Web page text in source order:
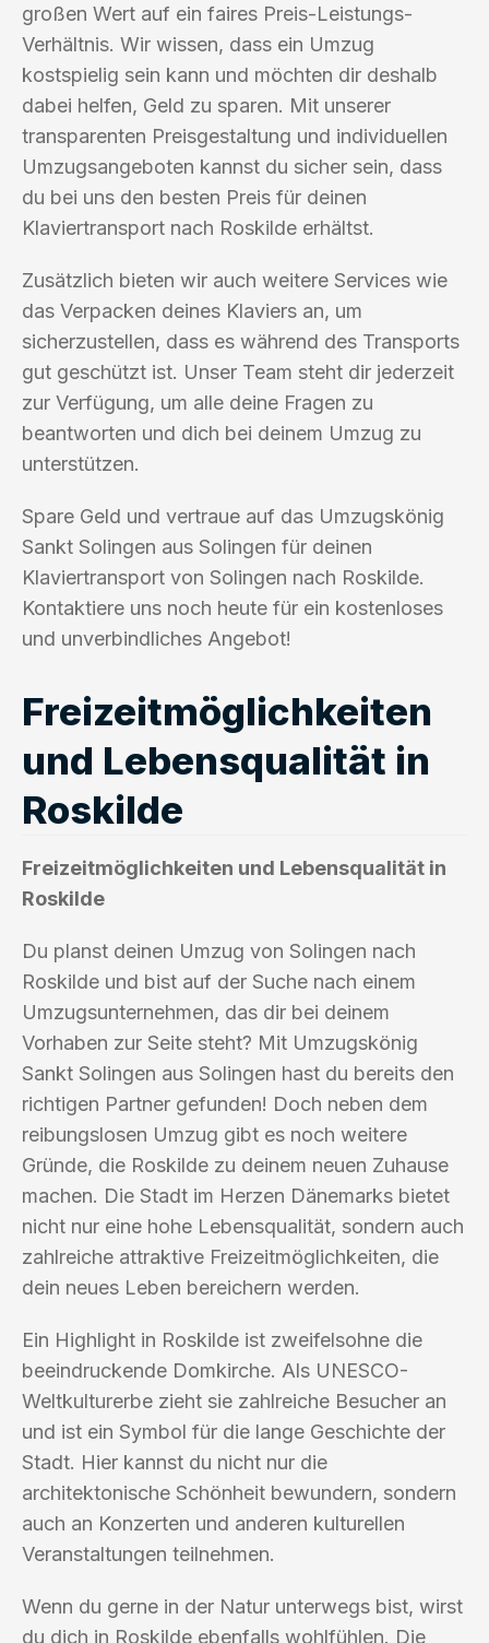
großen Wert auf ein faires Preis-Leistungs-
Verhältnis. Wir wissen, dass ein Umzug
kostspielig sein kann und möchten dir deshalb
dabei helfen, Geld zu sparen. Mit unserer
transparenten Preisgestaltung und individuellen
Umzugsangeboten kannst du sicher sein, dass
du bei uns den besten Preis für deinen
Klaviertransport nach Roskilde erhältst.
Zusätzlich bieten wir auch weitere Services wie
das Verpacken deines Klaviers an, um
sicherzustellen, dass es während des Transports
gut geschützt ist. Unser Team steht dir jederzeit
zur Verfügung, um alle deine Fragen zu
beantworten und dich bei deinem Umzug zu
unterstützen.
Spare Geld und vertraue auf das Umzugskönig
Sankt Solingen aus Solingen für deinen
Klaviertransport von Solingen nach Roskilde.
Kontaktiere uns noch heute für ein kostenloses
und unverbindliches Angebot!
Freizeitmöglichkeiten
und Lebensqualität in
Roskilde
Freizeitmöglichkeiten und Lebensqualität in
Roskilde
Du planst deinen Umzug von Solingen nach
Roskilde und bist auf der Suche nach einem
Umzugsunternehmen, das dir bei deinem
Vorhaben zur Seite steht? Mit Umzugskönig
Sankt Solingen aus Solingen hast du bereits den
richtigen Partner gefunden! Doch neben dem
reibungslosen Umzug gibt es noch weitere
Gründe, die Roskilde zu deinem neuen Zuhause
machen. Die Stadt im Herzen Dänemarks bietet
nicht nur eine hohe Lebensqualität, sondern auch
zahlreiche attraktive Freizeitmöglichkeiten, die
dein neues Leben bereichern werden.
Ein Highlight in Roskilde ist zweifelsohne die
beeindruckende Domkirche. Als UNESCO-
Weltkulturerbe zieht sie zahlreiche Besucher an
und ist ein Symbol für die lange Geschichte der
Stadt. Hier kannst du nicht nur die
architektonische Schönheit bewundern, sondern
auch an Konzerten und anderen kulturellen
Veranstaltungen teilnehmen.
Wenn du gerne in der Natur unterwegs bist, wirst
du dich in Roskilde ebenfalls wohlfühlen. Die